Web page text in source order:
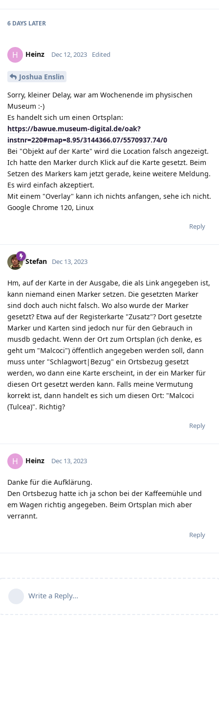
6 DAYS LATER
H Heinz Dec 12, 2023 Edited
Joshua Enslin
Sorry, kleiner Delay, war am Wochenende im physischen
Museum :-)
Es handelt sich um einen Ortsplan:
https://bawue.museum-digital.de/oak?
instnr=220#map=8.95/3144366.07/5570937.74/0
Bei "Objekt auf der Karte" wird die Location falsch angezeigt.
Ich hatte den Marker durch Klick auf die Karte gesetzt. Beim
Setzen des Markers kam jetzt gerade, keine weitere Meldung.
Es wird einfach akzeptiert.
Mit einem "Overlay" kann ich nichts anfangen, sehe ich nicht.
Google Chrome 120, Linux
Reply
Stefan Dec 13, 2023
Hm, auf der Karte in der Ausgabe, die als Link angegeben ist,
kann niemand einen Marker setzen. Die gesetzten Marker
sind doch auch nicht falsch. Wo also wurde der Marker
gesetzt? Etwa auf der Registerkarte "Zusatz"? Dort gesetzte
Marker und Karten sind jedoch nur für den Gebrauch in
musdb gedacht. Wenn der Ort zum Ortsplan (ich denke, es
geht um "Malcoci") öffentlich angegeben werden soll, dann
muss unter "Schlagwort|Bezug" ein Ortsbezug gesetzt
werden, wo dann eine Karte erscheint, in der ein Marker für
diesen Ort gesetzt werden kann. Falls meine Vermutung
korrekt ist, dann handelt es sich um diesen Ort: "Malcoci
(Tulcea)". Richtig?
Reply
H Heinz Dec 13, 2023
Danke für die Aufklärung.
Den Ortsbezug hatte ich ja schon bei der Kaffeemühle und
em Wagen richtig angegeben. Beim Ortsplan mich aber
verrannt.
Reply
Write a Reply...